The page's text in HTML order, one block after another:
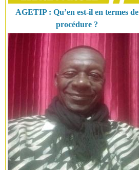
AGETIP : Qu’en est-il en termes de
procédure ?